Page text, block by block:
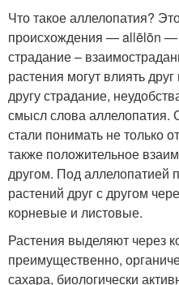
Что такое аллелопатия?
происхождения — allēlōn
страдание –
растения могут влиять
другу страдание,
смысл слова аллелопатия.
стали понимать не только
также положительное
другом. Под аллелопатией
растений друг с другом
корневые и листовые.
Растения выделяют через
преимущественно,
сахара, биологически